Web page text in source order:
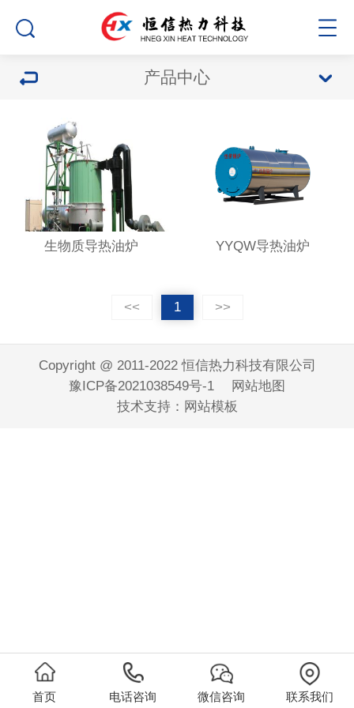
产品中心
生物质导热油炉 YYQW导热油炉
<< 1 >>
Copyright @ 2011-2022 恒信热力科技有限公司
豫ICP备2021038549号-1
网站地图
技术支持： 网站模板
首页 电话咨询 微信咨询 联系我们